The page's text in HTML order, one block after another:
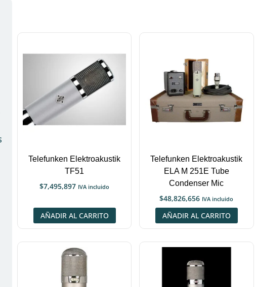
Telefunken Elektroakustik
TF51
$7,495,897 IVA incluido
AÑADIR AL CARRITO
Telefunken Elektroakustik
ELA M 251E Tube
Condenser Mic
$48,826,656 IVA incluido
AÑADIR AL CARRITO